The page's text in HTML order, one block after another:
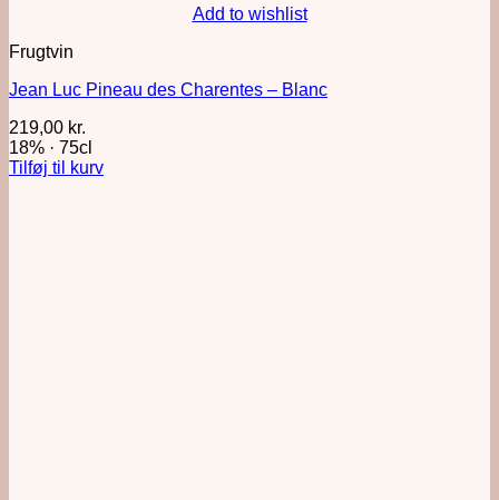
Add to wishlist
Frugtvin
Jean Luc Pineau des Charentes – Blanc
219,00 kr.
18% · 75cl
Tilføj til kurv